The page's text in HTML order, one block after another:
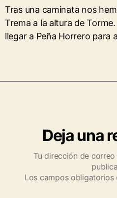
Tras una caminata nos
Trema a la altura de
llegar a Peña Horrero para
Deja una
Tu dirección de
Los campos obligatorios